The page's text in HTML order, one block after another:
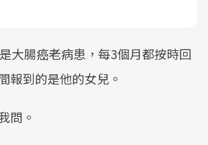
大腸癌老病患，每3個月都按時回
報到的是他的女兒。
問。